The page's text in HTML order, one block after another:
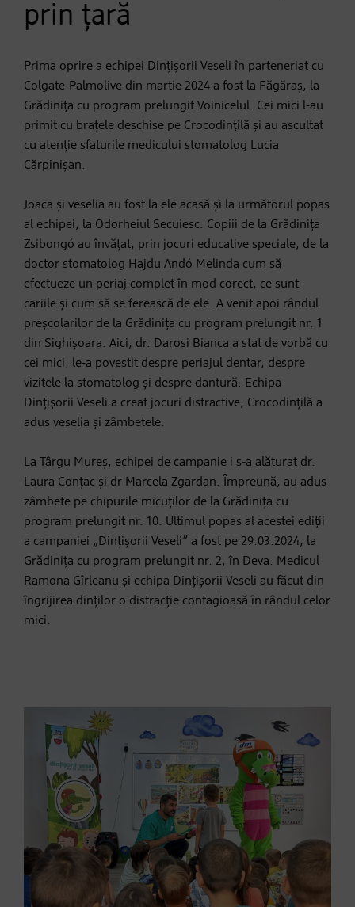
prin țară
Prima oprire a echipei Dințișorii Veseli în parteneriat cu
Colgate-Palmolive din martie 2024 a fost la Făgăraș, la
Grădinița cu program prelungit Voinicelul. Cei mici l-au
primit cu brațele deschise pe Crocodințilă și au ascultat
cu atenție sfaturile medicului stomatolog Lucia
Cărpinișan.
Joaca și veselia au fost la ele acasă și la următorul popas
al echipei, la Odorheiul Secuiesc. Copiii de la Grădinița
Zsibongó au învățat, prin jocuri educative speciale, de la
doctor stomatolog Hajdu Andó Melinda cum să
efectueze un periaj complet în mod corect, ce sunt
cariile și cum să se ferească de ele. A venit apoi rândul
preșcolarilor de la Grădinița cu program prelungit nr. 1
din Sighișoara. Aici, dr. Darosi Bianca a stat de vorbă cu
cei mici, le-a povestit despre periajul dentar, despre
vizitele la stomatolog și despre dantură. Echipa
Dințișorii Veseli a creat jocuri distractive, Crocodințilă a
adus veselia și zâmbetele.
La Târgu Mureș, echipei de campanie i s-a alăturat dr.
Laura Conțac și dr Marcela Zgardan. Împreună, au adus
zâmbete pe chipurile micuților de la Grădinița cu
program prelungit nr. 10. Ultimul popas al acestei ediții
a campaniei „Dințișorii Veseli” a fost pe 29.03.2024, la
Grădinița cu program prelungit nr. 2, în Deva. Medicul
Ramona Gîrleanu și echipa Dințișorii Veseli au făcut din
îngrijirea dinților o distracție contagioasă în rândul celor
mici.